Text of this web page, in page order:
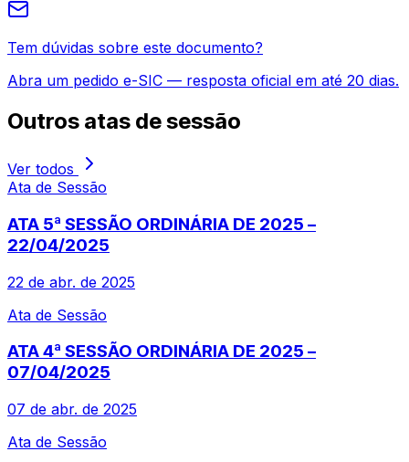
Tem dúvidas sobre este documento?
Abra um pedido e-SIC — resposta oficial em até 20 dias.
Outros atas de sessão
Ver todos
Ata de Sessão
ATA 5ª SESSÃO ORDINÁRIA DE 2025 –
22/04/2025
22 de abr. de 2025
Ata de Sessão
ATA 4ª SESSÃO ORDINÁRIA DE 2025 –
07/04/2025
07 de abr. de 2025
Ata de Sessão